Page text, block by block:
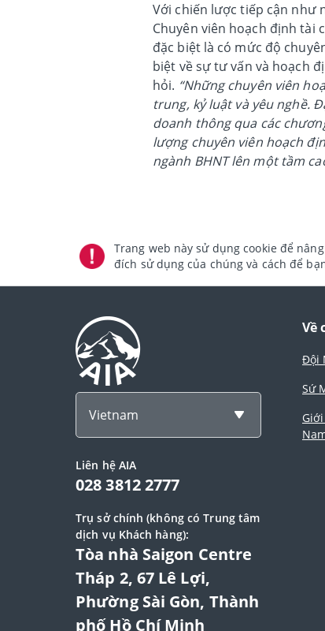
Với chiến lược tiếp cận như
Chuyên viên hoạch định tài
đặc biệt là có mức độ
biệt về sự tư vấn và hoạch
hỏi. “Những chuyên viên
trung, kỷ luật và yêu nghề.
doanh thông qua các
lượng chuyên viên hoạch
ngành BHNT lên một tầm
Trang web này sử dụng cookie để
đích sử dụng của chúng và cách để
Vietnam
Liên hệ AIA
028 3812 2777
Trụ sở chính (không có Trung tâm
dịch vụ Khách hàng):
Tòa nhà Saigon Centre
Tháp 2, 67 Lê Lợi,
Phường Sài Gòn, Thành
phố Hồ Chí Minh
Về
Đội
Sứ